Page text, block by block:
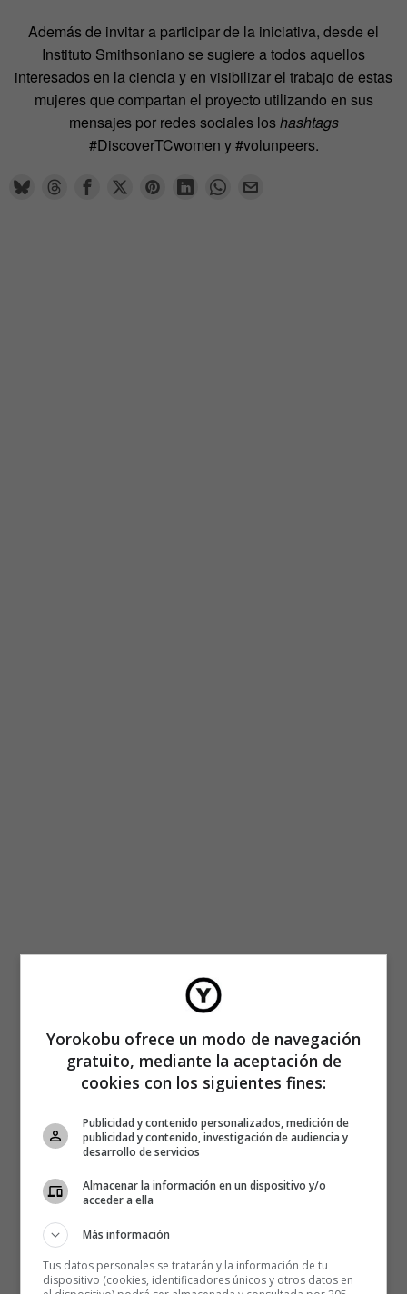
Además de invitar a participar de la iniciativa, desde el
Instituto Smithsoniano se sugiere a todos aquellos
interesados en la ciencia y en visibilizar el trabajo de estas
mujeres que compartan el proyecto utilizando en sus
mensajes por redes sociales loshashtags
#DiscoverTCwomen y #volunpeers.
Yorokobu ofrece un modo de navegación
gratuito, mediante la aceptación de
cookies con los siguientes fines:
Publicidad y contenido personalizados, medición de
publicidad y contenido, investigación de audiencia y
desarrollo de servicios
Almacenar la información en un dispositivo y/o
acceder a ella
Más información
Tus datos personales se tratarán y la información de tu
dispositivo (cookies, identificadores únicos y otros datos en